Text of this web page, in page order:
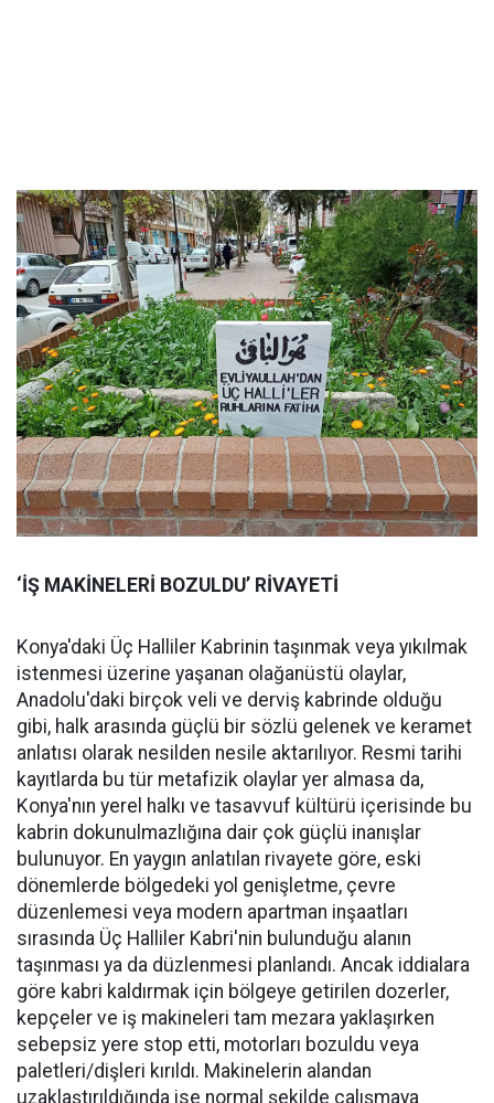
‘İŞ MAKİNELERİ BOZULDU’ RİVAYETİ
Konya'daki Üç Halliler Kabrinin taşınmak veya yıkılmak
istenmesi üzerine yaşanan olağanüstü olaylar,
Anadolu'daki birçok veli ve derviş kabrinde olduğu
gibi, halk arasında güçlü bir sözlü gelenek ve keramet
anlatısı olarak nesilden nesile aktarılıyor. Resmi tarihi
kayıtlarda bu tür metafizik olaylar yer almasa da,
Konya'nın yerel halkı ve tasavvuf kültürü içerisinde bu
kabrin dokunulmazlığına dair çok güçlü inanışlar
bulunuyor. En yaygın anlatılan rivayete göre, eski
dönemlerde bölgedeki yol genişletme, çevre
düzenlemesi veya modern apartman inşaatları
sırasında Üç Halliler Kabri'nin bulunduğu alanın
taşınması ya da düzlenmesi planlandı. Ancak iddialara
göre kabri kaldırmak için bölgeye getirilen dozerler,
kepçeler ve iş makineleri tam mezara yaklaşırken
sebepsiz yere stop etti, motorları bozuldu veya
paletleri/dişleri kırıldı. Makinelerin alandan
uzaklaştırıldığında ise normal şekilde çalışmaya